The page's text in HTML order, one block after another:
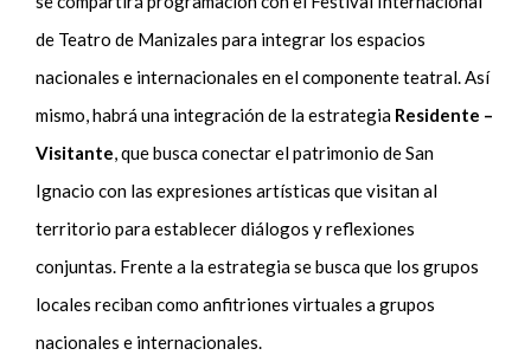
de Teatro de Manizales para integrar los espacios
nacionales e internacionales en el componente teatral. Así
mismo, habrá una integración de la estrategia Residente –
Visitante, que busca conectar el patrimonio de San
Ignacio con las expresiones artísticas que visitan al
territorio para establecer diálogos y reflexiones
conjuntas. Frente a la estrategia se busca que los grupos
locales reciban como anfitriones virtuales a grupos
nacionales e internacionales.